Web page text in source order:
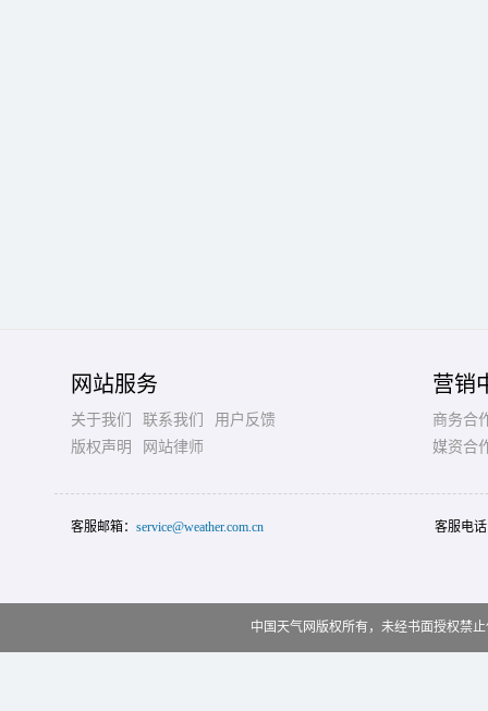
网站服务
关于我们 联系我们
用户反馈
版权声明
网站律师
营销
商务合
媒资合
客服邮箱： service@weather.com.cn 客服电
中国天气网版权所有，未经书面授权